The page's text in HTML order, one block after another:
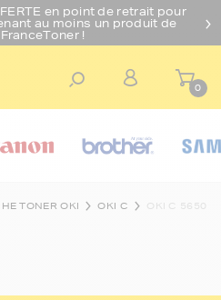
en point de retrait pour
au moins un produit de
!
0
TONER OKI OKI C OKI C 5650